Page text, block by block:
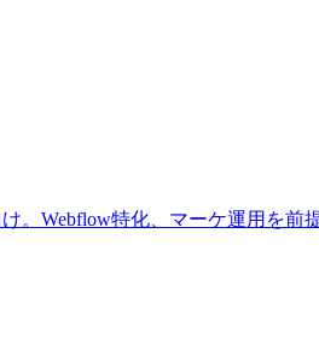
。Webflow特化、マーケ運用を前